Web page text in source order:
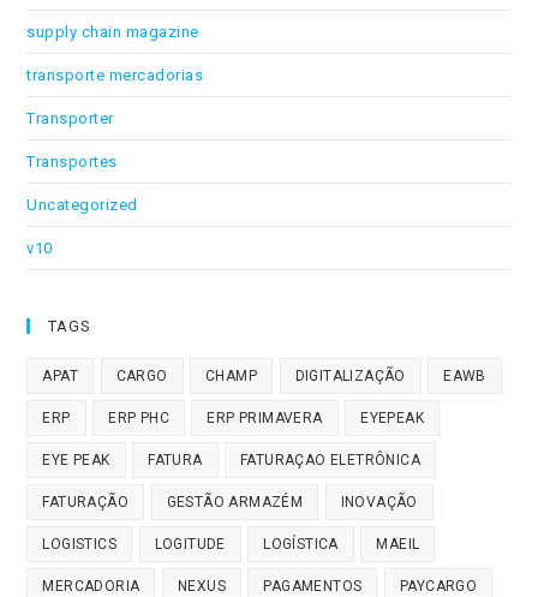
supply chain magazine
transporte mercadorias
Transporter
Transportes
Uncategorized
v10
TAGS
APAT CARGO CHAMP DIGITALIZAÇÃO EAWB
ERP ERP PHC ERP PRIMAVERA EYEPEAK
EYE PEAK FATURA FATURAÇAO ELETRÔNICA
FATURAÇÃO GESTÃO ARMAZÉM INOVAÇÃO
LOGISTICS LOGITUDE LOGÍSTICA MAEIL
MERCADORIA NEXUS PAGAMENTOS PAYCARGO